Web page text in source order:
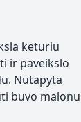
keturiu
ir paveikslo
Nutapyta
buvo malonu